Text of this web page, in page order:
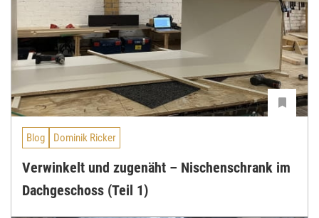
Blog Dominik Ricker
Verwinkelt und zugenäht – Nischenschrank im
Dachgeschoss (Teil 1)